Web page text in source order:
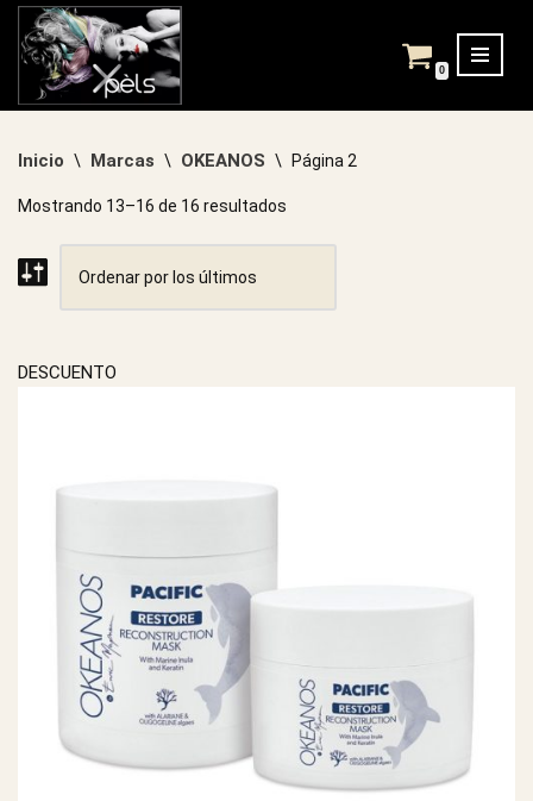
Saltar
0
Inicio \ Marcas \ OKEANOS \ Página 2
Mostrando 13–16 de 16 resultados
DESCUENTO